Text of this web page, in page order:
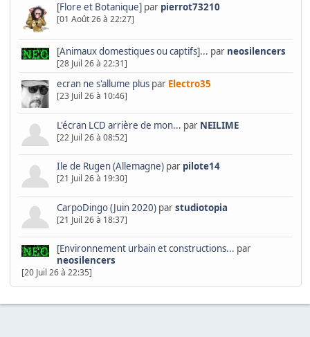
[Flore et Botanique]par pierrot73210
[01 Août 26 à 22:27]
[Animaux domestiques ou captifs]... par neosilencers
[28 Juil 26 à 22:31]
ecran ne s'allume pluspar Electro35
[23 Juil 26 à 10:46]
L'écran LCD arrière de mon... par NEILIME
[22 Juil 26 à 08:52]
Ile de Rugen (Allemagne)par pilote14
[21 Juil 26 à 19:30]
CarpoDingo (Juin 2020)parstudiotopia
[21 Juil 26 à 18:37]
[Environnement urbain et constructions... par
neosilencers
[20 Juil 26 à 22:35]